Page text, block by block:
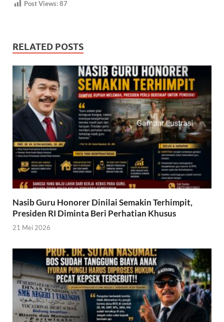
Post Views:87
RELATED POSTS
Nasib Guru Honorer Dinilai Semakin Terhimpit,
Presiden RI Diminta Beri Perhatian Khusus
21 Mei 2026